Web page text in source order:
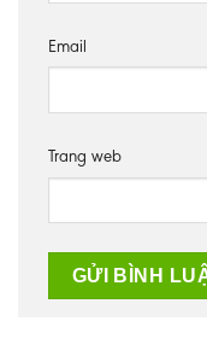
Email
Trang web